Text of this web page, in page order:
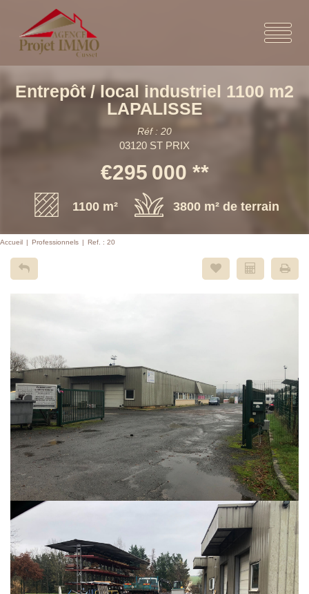
Entrepôt / local industriel 1100 m2
LAPALISSE
Réf : 20
03120 ST PRIX
€295 000 **
1100 m² 3800 m² de terrain
Accueil Professionnels Ref. : 20